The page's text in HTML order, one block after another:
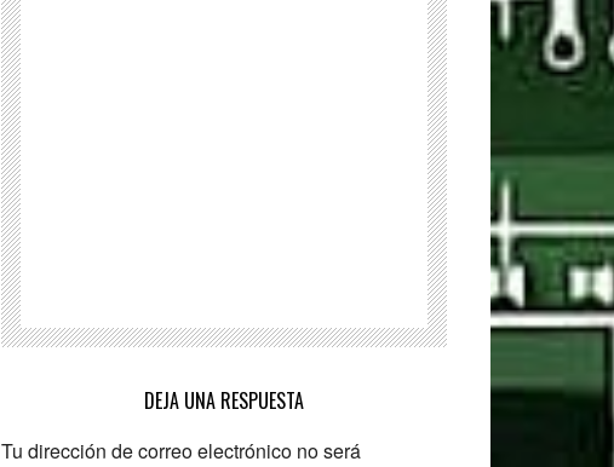
DEJA UNA RESPUESTA
Tu dirección de correo electrónico no será